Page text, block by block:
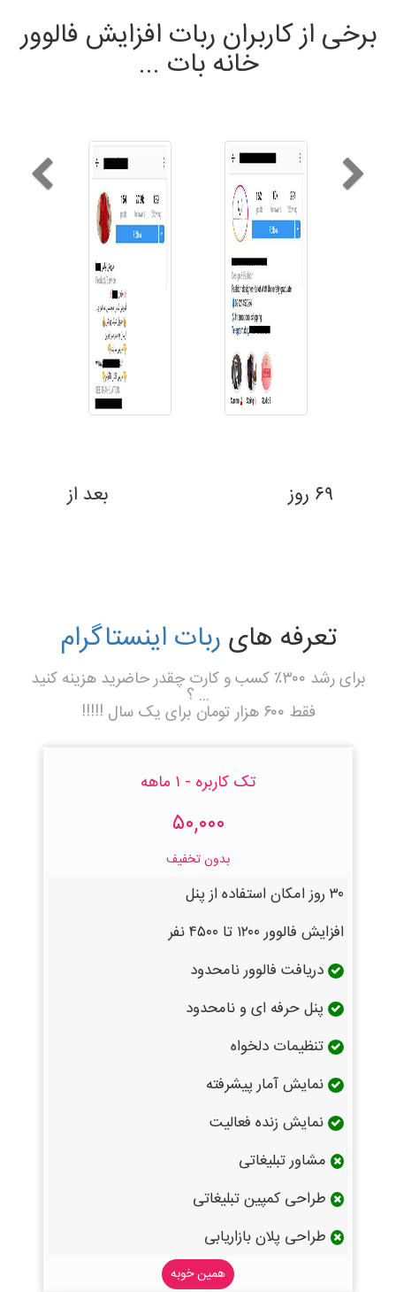
برخی از کاربران ربات افزایش فالوور
خانه بات ...
تعرفه هایربات اینستاگرام
برای رشد ۳۰۰٪ کسب و کارت چقدر حاضرید هزینه کنید
... ؟
فقط ۶۰۰ هزار تومان برای یک سال !!!!!
تک کاربره - ۱ ماهه
۵۰,۰۰۰
بدون تخفیف
۳۰ روز امکان استفاده از پنل
افزایش فالوور ۱۲۰۰ تا ۴۵۰۰ نفر
دریافت فالوور نامحدود
پنل حرفه ای و نامحدود
تنظیمات دلخواه
نمایش آمار پیشرفته
نمایش زنده فعالیت
مشاور تبلیغاتی
طراحی کمپین تبلیغاتی
طراحی پلان بازاریابی
همین خوبه